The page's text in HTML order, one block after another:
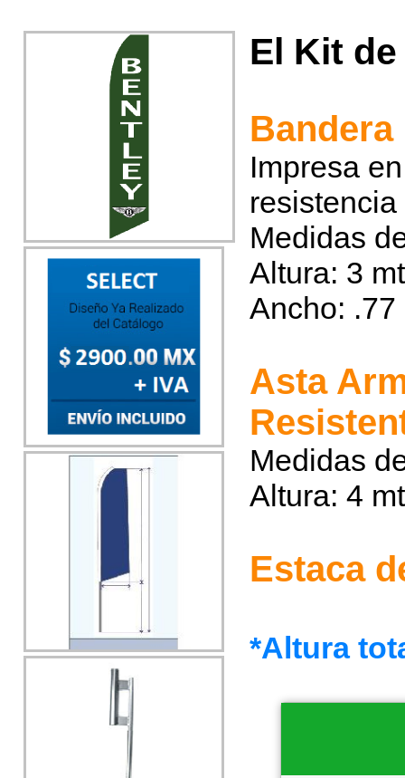
El Kit
Impresa
Medidas
Altura: 3
Ancho: .77
Asta
Medidas
Altura: 4
Estaca
*Altura